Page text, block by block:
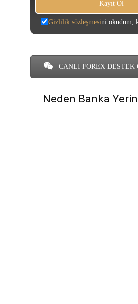
Gizlilik sözleşmesini okudum,
CANLI FOREX DESTEK
Neden Banka